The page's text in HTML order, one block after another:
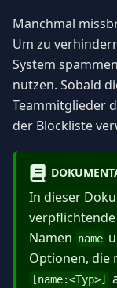
Manchmal
Um zu
System
nutzen. Sobald
Teammitglieder
der Blockliste
In dieser
Namen name
Optionen, die
[name:<Typ>]